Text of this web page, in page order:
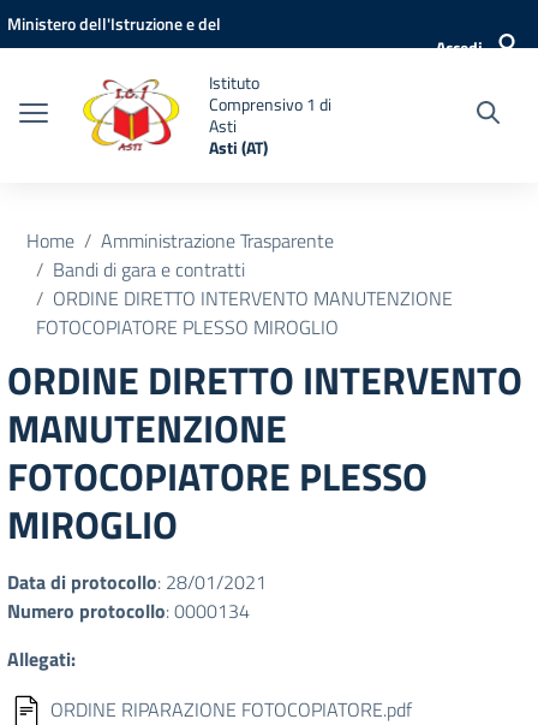
Vai ai contenuti
Vai al menu di navigazione
Vai al footer
Ministero dell'Istruzione e del
Accedi
Istituto
Comprensivo 1 di
Asti
Asti (AT)
Home
Amministrazione Trasparente
Bandi di gara e contratti
ORDINE DIRETTO INTERVENTO MANUTENZIONE
FOTOCOPIATORE PLESSO MIROGLIO
ORDINE DIRETTO INTERVENTO
MANUTENZIONE
FOTOCOPIATORE PLESSO
MIROGLIO
Data di protocollo: 28/01/2021
Numero protocollo: 0000134
Allegati:
ORDINE RIPARAZIONE FOTOCOPIATORE.pdf